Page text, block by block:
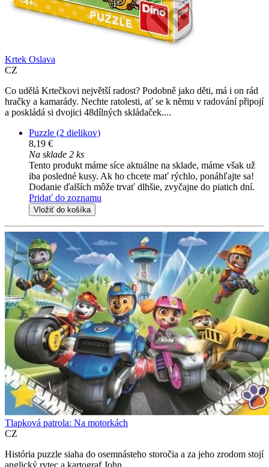
Krtek Oslava
CZ
Co udělá Krtečkovi největší radost? Podobně jako děti, má i on rád
hračky a kamarády. Nechte ratolesti, ať se k němu v radování připojí
a poskládá si dvojici 48dílných skládaček....
Puzzle (2 dielikov)
8,19 €
Na sklade 2 ks
Tento produkt máme síce aktuálne na sklade, máme však už
iba posledné kusy. Ak ho chcete mať rýchlo, ponáhľajte sa!
Dodanie ďalších môže trvať dlhšie, zvyčajne do piatich dní.
Pridať do zoznamu
Vložiť do košíka
Tlapková patrola: Na motorkách
CZ
História puzzle siaha do osemnásteho storočia a za jeho zrodom stojí